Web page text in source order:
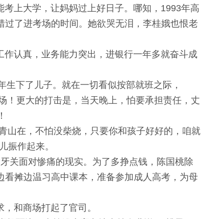
上大学，让妈妈过上好日子。哪知，1993年高
了进考场的时间。她欲哭无泪，李桂娥也恨老
认真，业务能力突出，进银行一年多就奋斗成
下了儿子。就在一切看似按部就班之际，
！更大的打击是，当天晚上，怕要承担责任，丈
在，不怕没柴烧，只要你和孩子好好的，咱就
振作起来。
面对惨痛的现实。为了多挣点钱，陈国桃除
摊边温习高中课本，准备参加成人高考，为母
和商场打起了官司。